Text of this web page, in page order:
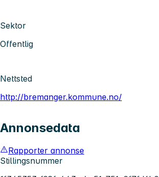
Sektor
Offentlig
Nettsted
http://bremanger.kommune.no/
Annonsedata
Rapporter annonse
Stillingsnummer